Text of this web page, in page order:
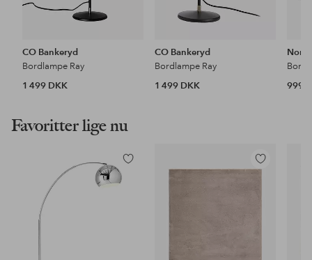
CO Bankeryd
Bordlampe Ray
1 499 DKK
CO Bankeryd
Bordlampe Ray
1 499 DKK
999
Favoritter lige nu
Tilføj
til
Tilføj